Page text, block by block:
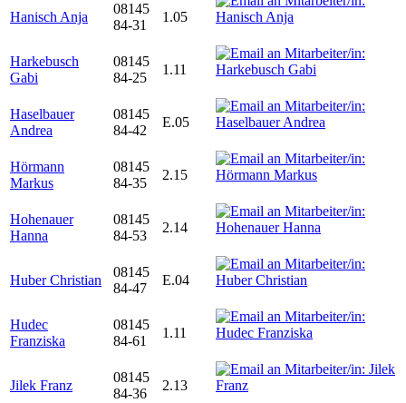
Hanisch Anja
08145
84-31
1.05
Harkebusch
Gabi
08145
84-25
1.11
Haselbauer
Andrea
08145
84-42
E.05
Hörmann
Markus
08145
84-35
2.15
Hohenauer
Hanna
08145
84-53
2.14
Huber Christian
08145
84-47
E.04
Hudec
Franziska
08145
84-61
1.11
Jilek Franz
08145
84-36
2.13